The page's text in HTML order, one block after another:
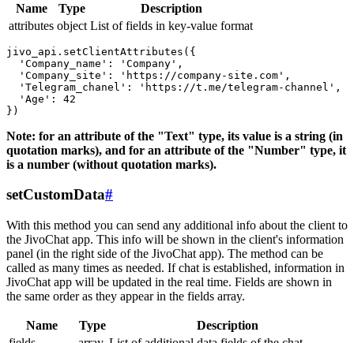
Name Type
Description
attributes object List of fields in key-value format
jivo_api.setClientAttributes({
  'Company_name': 'Company',
  'Company_site': 'https://company-site.com',
  'Telegram_chanel': 'https://t.me/telegram-channel',
  'Age': 42
Note: for an attribute of the "Text" type, its value is a string (in
quotation marks), and for an attribute of the "Number" type, it
is a number (without quotation marks).
setCustomData#
With this method you can send any additional info about the client to
the JivoChat app. This info will be shown in the client's information
panel (in the right side of the JivoChat app). The method can be
called as many times as needed. If chat is established, information in
JivoChat app will be updated in the real time. Fields are shown in
the same order as they appear in the fields array.
Name Type
Description